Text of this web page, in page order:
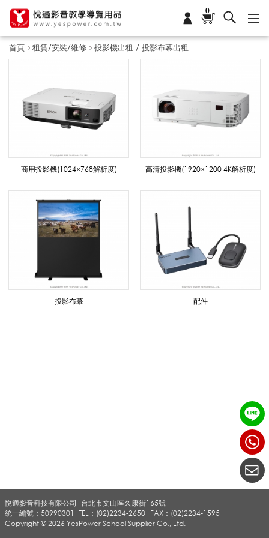
0
首頁 租賃/安裝/維修 投影機出租 / 投影布幕出租
影
機
/
出
商用投影機(1024×768解析度) 高清投影機(1920×1200 4K解析度)
投影布幕 配件
悅適影音科技有限公司
TEL：(02)2234-2650 FAX：(02)2234-1595
台北市文山區久康街165號
統一編號：50990301
Copyright © 2026 YesPower School Supplier Co., Ltd.